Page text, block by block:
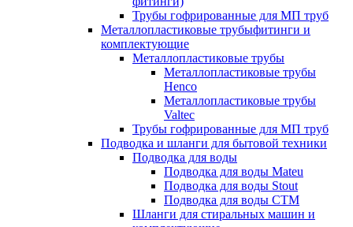
Трубы гофрированные для МП труб
Металлопластиковые трубыфитинги и
комплектующие
Металлопластиковые трубы
Металлопластиковые трубы
Henco
Металлопластиковые трубы
Valtec
Трубы гофрированные для МП труб
Подводка и шланги для бытовой техники
Подводка для воды
Подводка для воды Mateu
Подводка для воды Stout
Подводка для воды СТМ
Шланги для стиральных машин и